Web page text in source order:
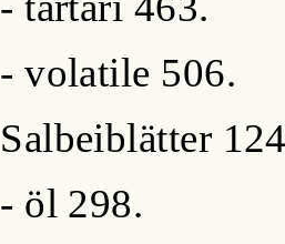
- volatile 506.
Salbeiblätter
- öl 298.